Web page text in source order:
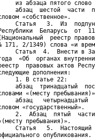
из абзаца пятого слово
абзац  шестой  части
«собственное».
Статья   3.  Из
Беларусь  от
реестр
171, 2/1349) слова «и
Статья  4.  Внести в
«Об  органах
правовых актов
дополнения:
1. В статье 22:
абзац  тринадцатый
«(месту
абзац   четырнадцатый
«государственный».
2.  Абзац  пятый
пребывания)».
Статья   5.  Настоящий
опубликования.